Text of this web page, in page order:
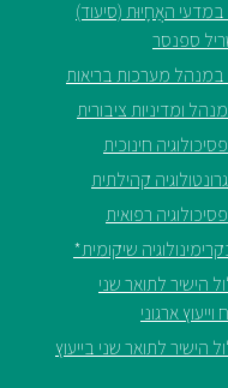
M.S.N במדעי האֲחָיוּת (סיעוד)
ספנסר
הישיר לתואר שני
ארגוני
הישיר לתואר שני בייעוץ